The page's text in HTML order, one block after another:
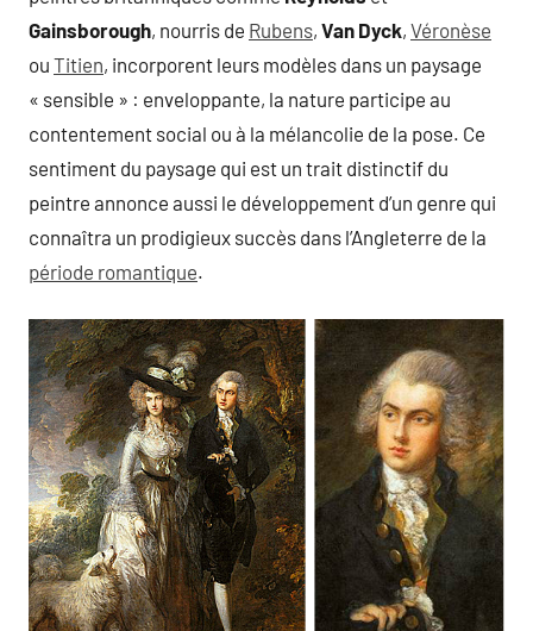
Gainsborough, nourris de Rubens, Van Dyck, Véronèse
ou Titien, incorporent leurs modèles dans un paysage
« sensible » : enveloppante, la nature participe au
contentement social ou à la mélancolie de la pose. Ce
sentiment du paysage qui est un trait distinctif du
peintre annonce aussi le développement d’un genre qui
connaîtra un prodigieux succès dans l’Angleterre de la
période romantique.